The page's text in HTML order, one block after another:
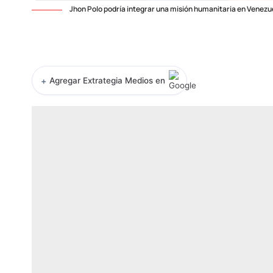
Jhon Polo podría integrar una misión humanitaria en
+ Agregar Extrategia Medios en